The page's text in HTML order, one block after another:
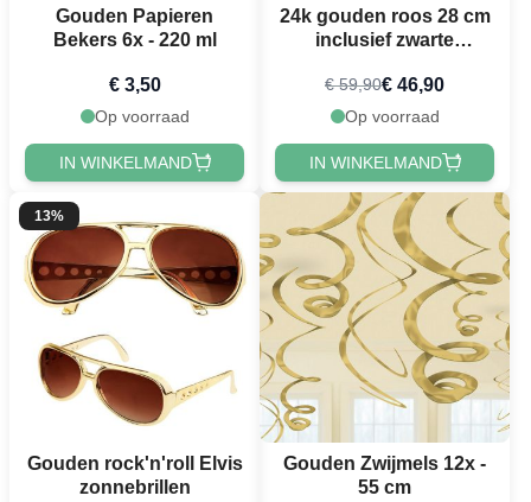
Gouden Papieren
Bekers 6x - 220 ml
€ 3,50
Op voorraad
IN WINKELMAND
24k gouden roos 28 cm
inclusief zwarte
€ 59,90€ 46,90
Op voorraad
IN WINKELMAND
13%
Gouden rock'n'roll Elvis
zonnebrillen
Gouden Zwijmels 12x -
55 cm